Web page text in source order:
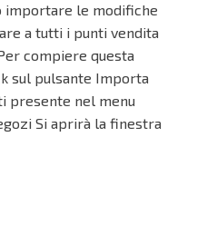
importare le modifiche
a tutti i punti vendita
compiere questa
sul pulsante Importa
presente nel menu
Si aprirà la finestra